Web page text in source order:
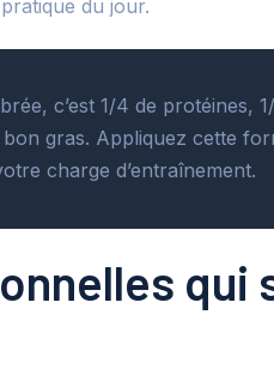
du jour.
c’est 1/4 de protéines,
gras. Appliquez cette
charge d’entraînement.
qui